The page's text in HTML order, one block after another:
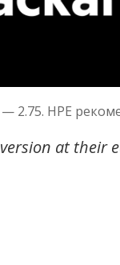
2.75. HPE
at their